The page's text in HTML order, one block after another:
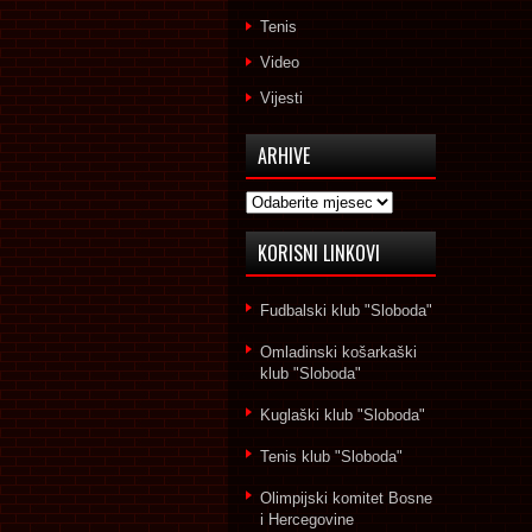
Tenis
Video
Vijesti
ARHIVE
Arhive
KORISNI LINKOVI
Fudbalski klub "Sloboda"
Omladinski košarkaški
klub "Sloboda"
Kuglaški klub "Sloboda"
Tenis klub "Sloboda"
Olimpijski komitet Bosne
i Hercegovine